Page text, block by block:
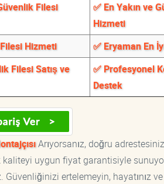
Filesi
✅ En Yakın ve
Hizmeti
Hizmeti
✅ Eryaman En
Filesi Satış ve
✅ Profesyonel
Destek
Arıyorsanız, doğru
kaliteyi uygun fiyat garantisiyle
ertelemeyin, hayatınız